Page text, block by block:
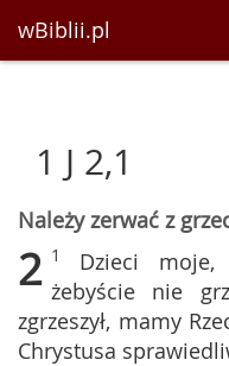
wBiblii.pl
1 J 2,1
Należy zerwać z
2 1 Dzieci
żebyście nie
zgrzeszył, mamy
Chrystusa